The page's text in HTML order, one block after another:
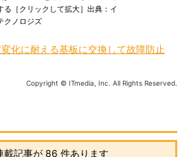
る［クリックして拡大］出典：イ
クノロジズ
化に耐える基板に交換して故障防止
Copyright © ITmedia, Inc. All Rights Reserved.
載記事が 86 件あります